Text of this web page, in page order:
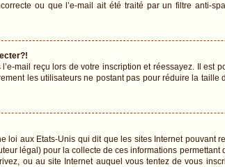
ou que l’e-mail ait été traité par un filtre anti-
mail reçu lors de votre inscription et réessayez. Il est
les utilisateurs ne postant pas pour réduire la
loi aux Etats-Unis qui dit que les sites Internet pouvant
légal) pour la collecte de ces informations permettant
ou au site Internet auquel vous tentez de vous